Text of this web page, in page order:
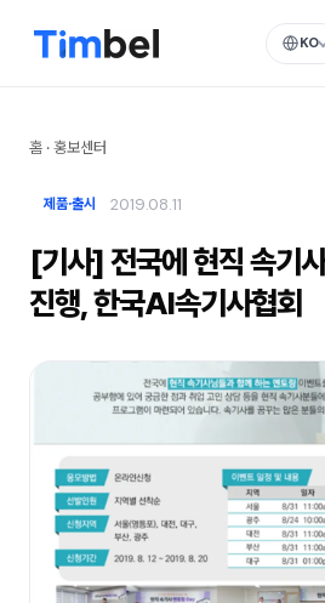
KO
홈 · 홍보센터
제품·출시 2019.08.11
[기사] 전국에 현직 속기
진행, 한국AI속기사협회